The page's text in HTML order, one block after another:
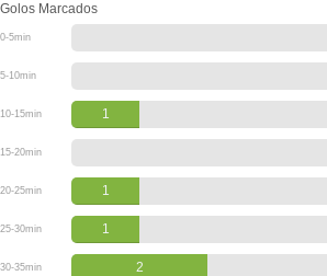
Golos Marcados
0-5min
5-10min
10-15min 1
15-20min
20-25min 1
25-30min 1
30-35min 2